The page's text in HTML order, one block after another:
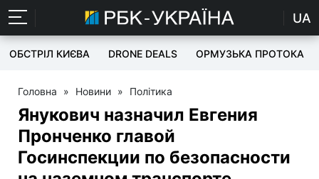
UA
ОБСТРІЛ КИЄВА DRONE DEALS ОРМУЗЬКА ПРОТОКА
Головна » Новини » Політика
Янукович назначил Евгения
Пронченко главой
Госинспекции по безопасности